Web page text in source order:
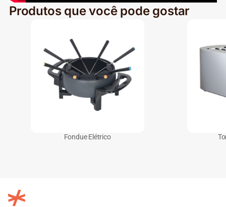
Produtos que você pode gostar
Fondue Elétrico